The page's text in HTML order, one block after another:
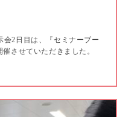
会2日目は、『セミナーブー
させていただきました。